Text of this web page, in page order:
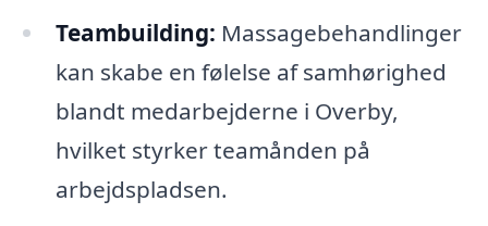
Teambuilding: Massagebehandlinger
kan skabe en følelse af samhørighed
blandt medarbejderne i Overby,
hvilket styrker teamånden på
arbejdspladsen.